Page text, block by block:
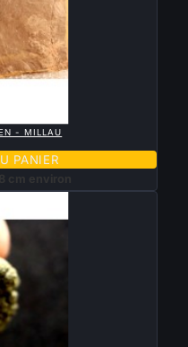
- MILLAU
PANIER
cm environ